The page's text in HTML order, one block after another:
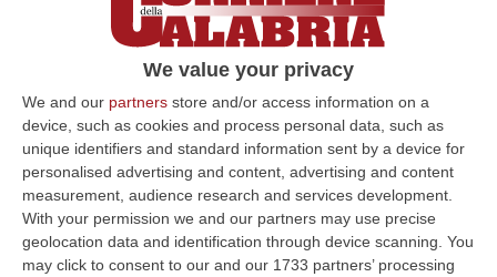
We value your privacy
We and our partners store and/or access information on a
device, such as cookies and process personal data, such as
unique identifiers and standard information sent by a device for
personalised advertising and content, advertising and content
measurement, audience research and services development.
With your permission we and our partners may use precise
geolocation data and identification through device scanning. You
may click to consent to our and our 1733 partners’ processing